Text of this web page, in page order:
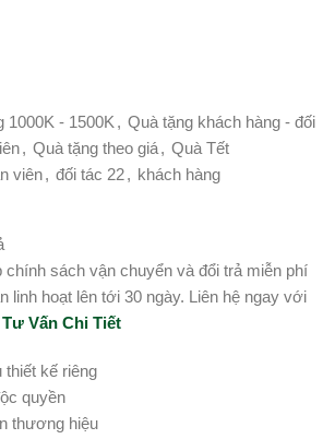
1000K - 1500K , Quà tặng khách hàng - đối
, Quà tặng theo giá, Quà Tết
viên, đối tác 22, khách hàng
chính sách vận chuyển và đổi trả miễn phí
linh hoạt lên tới 30 ngày. Liên hệ ngay với
Tư Vấn Chi Tiết
thiết kế riêng
quyền
thương hiệu